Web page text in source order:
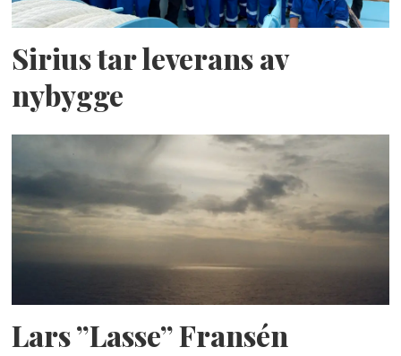
Sirius tar leverans av
nybygge
Lars ”Lasse” Fransén